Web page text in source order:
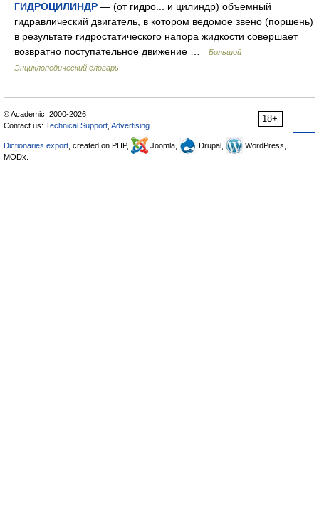
ГИДРОЦИЛИНДР — (от гидро... и цилиндр) объемный
гидравлический двигатель, в котором ведомое звено (поршень)
в результате гидростатического напора жидкости совершает
возвратно поступательное движение …
Большой
Энциклопедический словарь
18+
© Academic, 2000-2026
Contact us: Technical Support Advertising
Dictionaries export , created on PHP, Joomla, Drupal,
WordPress,
MODx.